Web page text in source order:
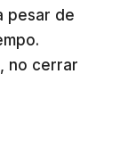
pesar de
no cerrar